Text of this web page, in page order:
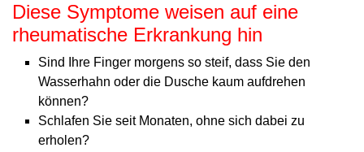
Diese Symptome weisen auf eine
rheumatische Erkrankung hin
Sind Ihre Finger morgens so steif, dass Sie den
Wasserhahn oder die Dusche kaum aufdrehen
können?
Schlafen Sie seit Monaten, ohne sich dabei zu
erholen?